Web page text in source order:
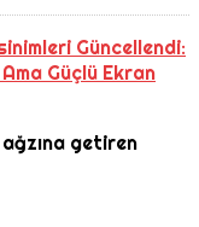
Güncellendi:
Güçlü Ekran
ağzına getiren